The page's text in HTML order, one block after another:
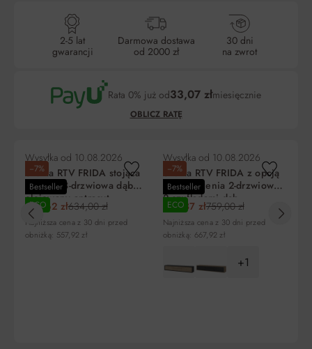
2-5 lat
gwarancji
Darmowa dostawa
od 2000 zł
30 dni
na zwrot
Rata 0% już od33,07 złmiesięcznie
OBLICZ RATĘ
Liczba
rat
RRSO Do
zapłaty
495,99 zł
−7%
Bestseller
ECO
Wysyłka od 10.08.2026
Szafka RTV FRIDA stojąca
wisząca 3-drzwiowa dąb
olejowany antracyt
180x36x32cm
589,62 zł634,00 zł
Najniższa cena z 30 dni przed
obniżką: 557,92 zł
−7%
Bestseller
ECO
Wysyłka od 10.08.2026
Szafka RTV FRIDA z opcją
podwieszenia 2-drzwiowa z
2 szufladami dąb
olejowany 180x37x32cm
705,87 zł759,00 zł
Najniższa cena z 30 dni przed
obniżką: 667,92 zł
+1